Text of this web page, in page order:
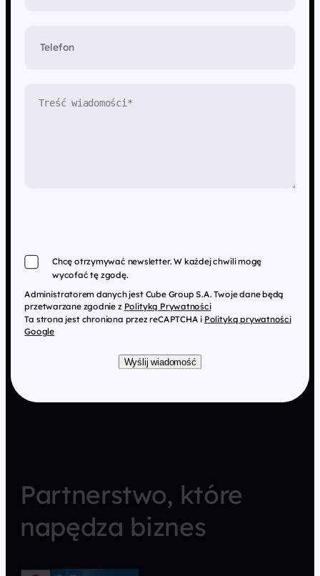
Telefon
Chcę otrzymywać newsletter. W każdej chwili mogę
wycofać tę zgodę.
Administratorem danych jest Cube Group S.A. Twoje dane będą
przetwarzane zgodnie z Polityką Prywatności
Ta strona jest chroniona przez reCAPTCHA i Polityką prywatności
Google
Wyślij wiadomość
Partnerstwo, które
napędza biznes